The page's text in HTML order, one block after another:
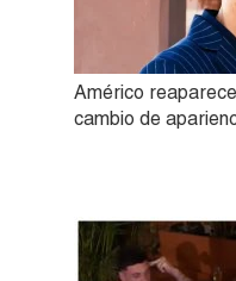
Américo
cambio de